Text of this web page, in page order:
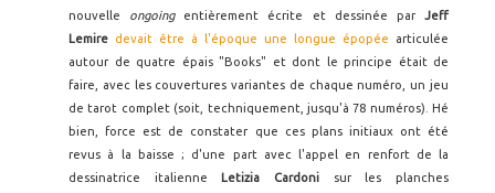
nouvelle ongoing entièrement écrite et dessinée parJeff
Lemire devait être à l'époque une longue épopée articulée
autour de quatre épais "Books" et dont le principe était de
faire, avec les couvertures variantes de chaque numéro, un jeu
de tarot complet (soit, techniquement, jusqu'à 78 numéros). Hé
bien, force est de constater que ces plans initiaux ont été
revus à la baisse ; d'une part avec l'appel en renfort de la
dessinatrice italienne Letizia Cardoni
sur les planches